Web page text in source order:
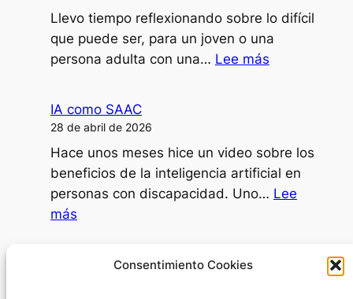
Consentimiento Cookies
ponencias
con
mi
Llevo tiempo reflexionando sobre lo difícil
que puede ser, para un joven o una
persona adulta con una… Lee más
decidir
ir
al
IA como SAAC
28 de abril de 2026
Hace unos meses hice un video sobre los
beneficios de la inteligencia artificial en
personas con discapacidad. Uno… Lee
más
Día Internacional de la Mujer